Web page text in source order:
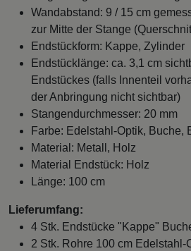
Wandabstand: 9 / 15 cm
zur Mitte der Stange
Endstückform: Kappe, Zylinder
Endstücklänge: ca. 3,1 cm
Endstückes (falls Innenteil
der Anbringung nicht sichtbar)
Stangendurchmesser: 20 mm
Farbe: Edelstahl-Optik, Buche,
Material: Metall, Holz
Material Endstück: Holz
Länge: 100 cm
Lieferumfang:
4 Stk. Endstücke "Kappe"
2 Stk. Rohre 100 cm Edelstahl-